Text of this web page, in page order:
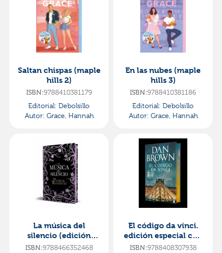
Saltan chispas (maple
hills 2)
ISBN:9788410381179
Editorial: Debolsillo
Autor: Grace, Hannah
En las nubes (maple
hills 3)
ISBN:9788410381186
Editorial: Debolsillo
Autor: Grace, Hannah
La música del
silencio (edición
especial limitada con
ISBN:9788466352468
El código da vinci.
edición especial con
cantos decorados
ISBN:9788408307938